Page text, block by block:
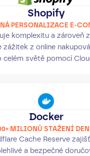
Shopify
PERSONALIZACE E-
komplexitu a zároveň
zážitek z online
celém světě pomocí
Docker
MILIONŮ STAŽENÍ
Cache Reserve
a bezpečné